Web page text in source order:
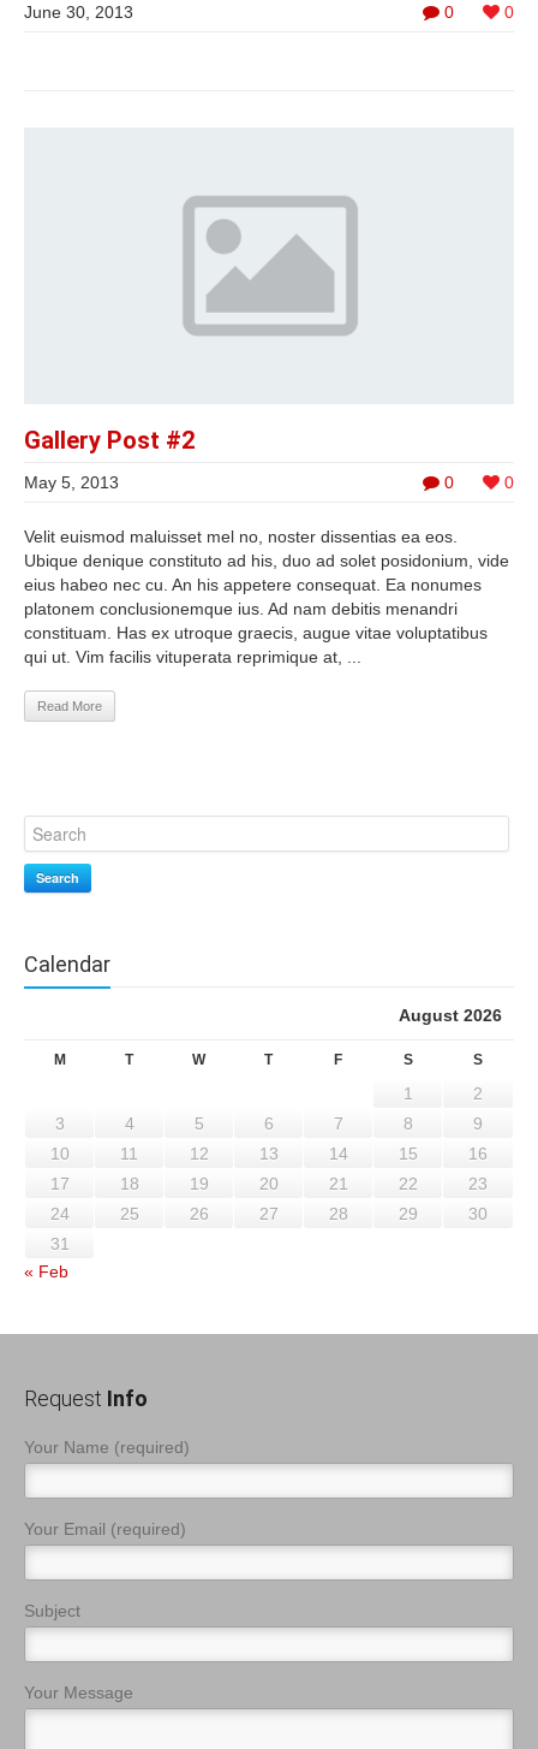
0 0
June 30, 2013
Gallery Post #2
0 0
May 5, 2013
Velit euismod maluisset mel no, noster dissentias ea eos.
Ubique denique constituto ad his, duo ad solet posidonium, vide
eius habeo nec cu. An his appetere consequat. Ea nonumes
platonem conclusionemque ius. Ad nam debitis menandri
constituam. Has ex utroque graecis, augue vitae voluptatibus
qui ut. Vim facilis vituperata reprimique at, ...
Read More
Search
Calendar
August 2026
M T W T F S S
1
2
3
4 5 6 7 8
9
10
11 12 13 14 15
16
17
18 19 20 21 22
23
24
25 26 27 28 29
30
31
« Feb
Request Info
Your Name (required)
Your Email (required)
Subject
Your Message